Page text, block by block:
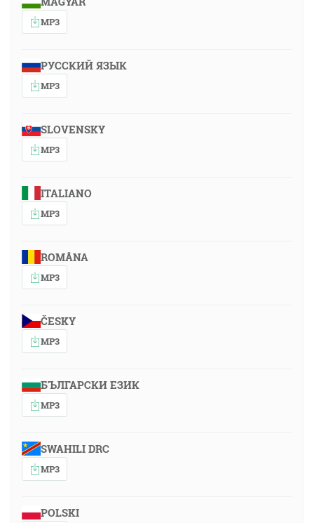
MP3
РУССКИЙ ЯЗЫК
MP3
SLOVENSKY
MP3
ITALIANO
MP3
ROMÂNA
MP3
ČESKY
MP3
БЪЛГАРСКИ ЕЗИК
MP3
SWAHILI DRC
MP3
POLSKI